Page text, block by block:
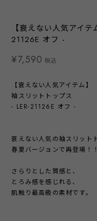
【衰えない人気アイ
21126E オフ -
¥7,590 税込
【衰えない人気アイテム】
袖スリットトップス
- LER-21126E オフ -
衰えない人気の袖スリット
春夏バージョンで再登場！！
さらりとした質感と、
とろみ感を感じれる、
肌触り最高級の素材です。